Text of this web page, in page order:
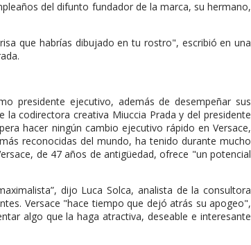
del difunto fundador de la marca, su hermano,
que habrías dibujado en tu rostro", escribió en una
presidente ejecutivo, además de desempeñar sus
codirectora creativa Miuccia Prada y del presidente
hacer ningún cambio ejecutivo rápido en Versace,
reconocidas del mundo, ha tenido durante mucho
de 47 años de antigüedad, ofrece "un potencial
dijo Luca Solca, analista de la consultora
Versace "hace tiempo que dejó atrás su apogeo",
algo que la haga atractiva, deseable e interesante